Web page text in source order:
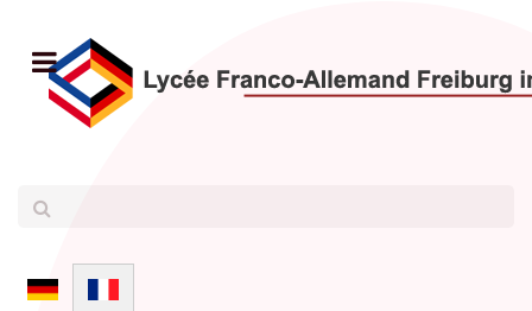
Sélectionnez votre langue